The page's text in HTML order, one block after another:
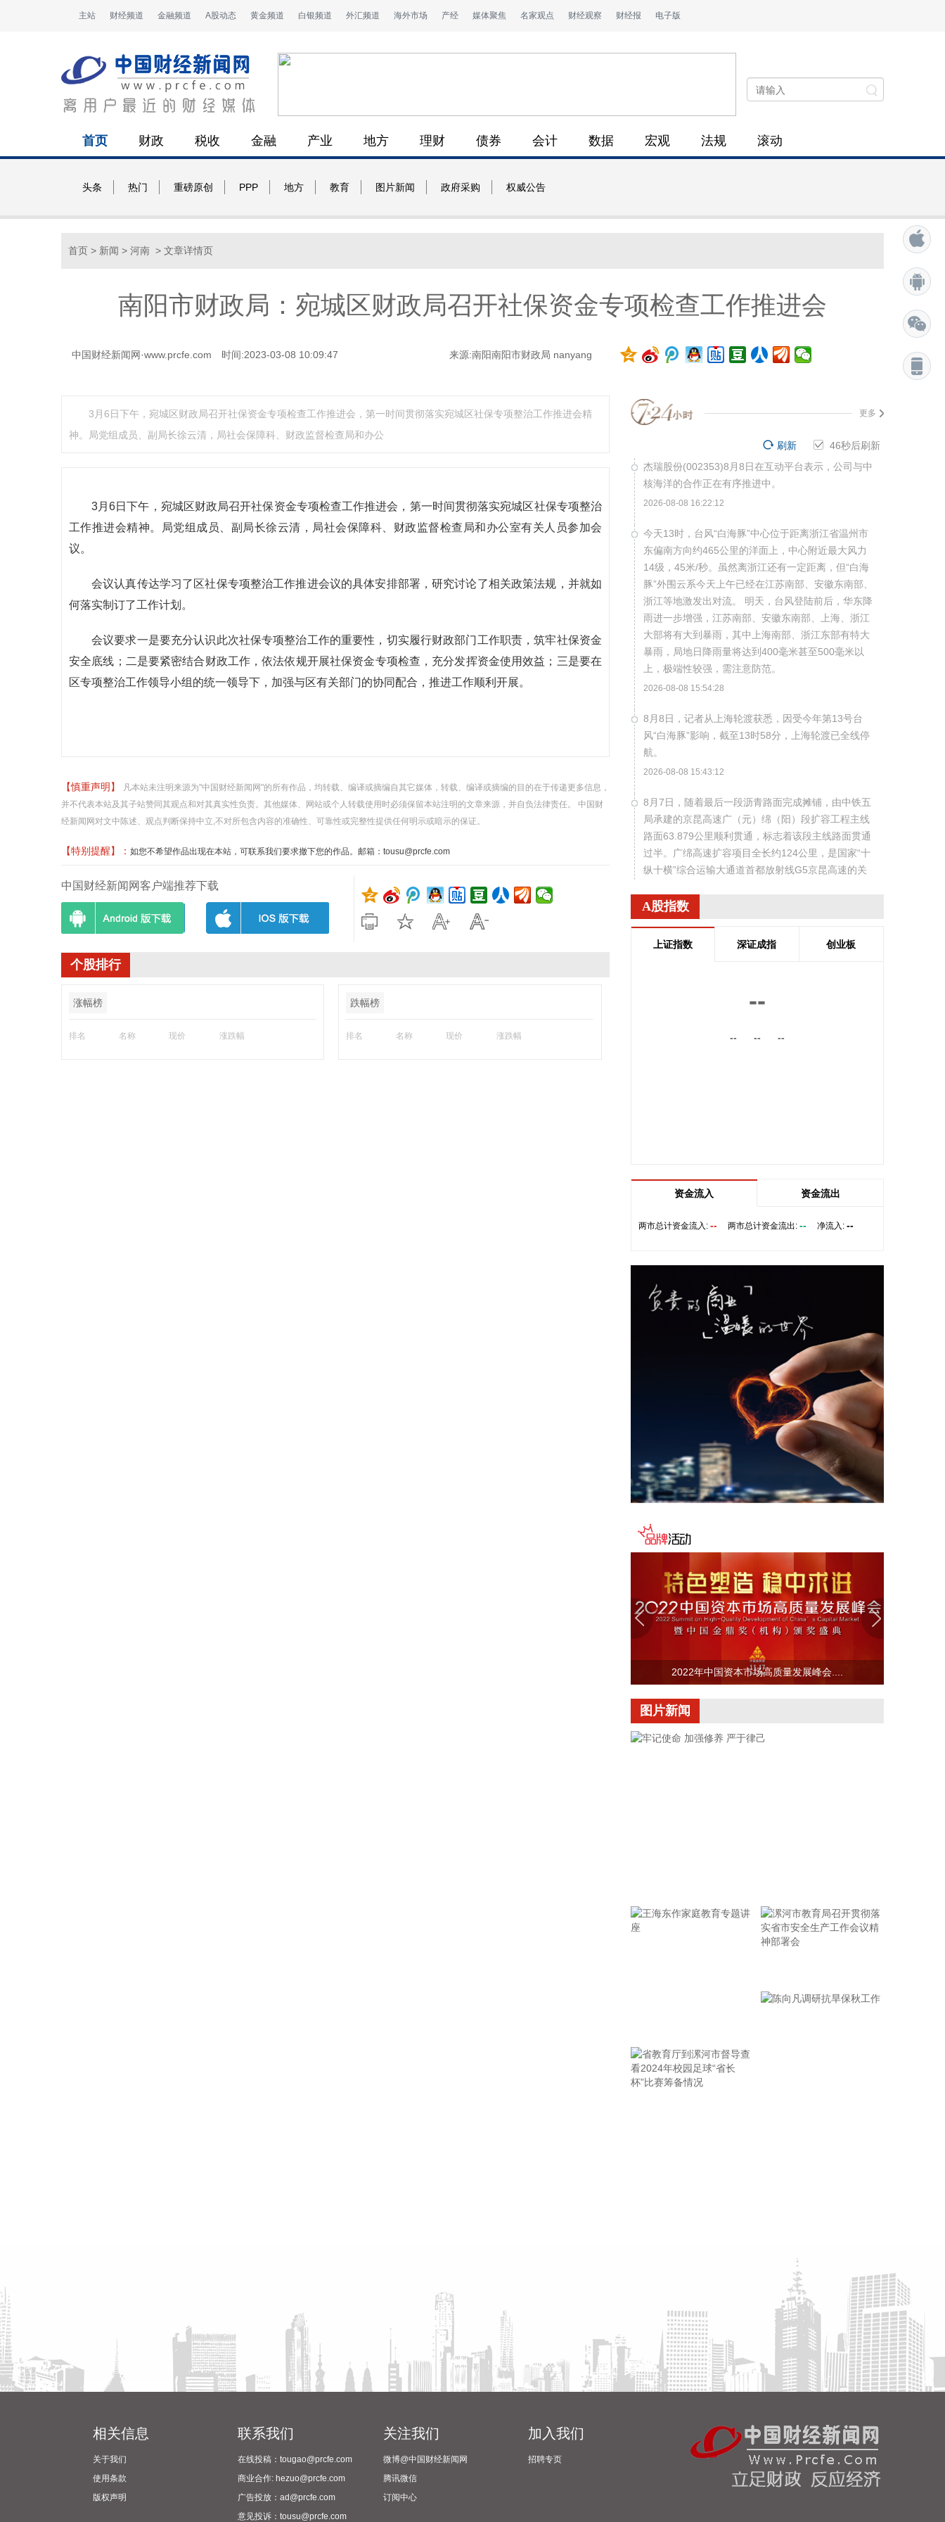
主站 财经频道 金融频道 A股动态 黄金频道 白银频道 外汇频道 海外市场 产经 媒体聚焦 名家观点 财经观察 财经报 电子版
首页 财政 税收 金融 产业 地方 理财 债券 会计 数据 宏观 法规 滚动
头条 热门 重磅原创 PPP 地方 教育 图片新闻 政府采购 权威公告
首页 > 新闻 > 河南 > 文章详情页
南阳市财政局：宛城区财政局召开社保资金专项检查工作推进会
中国财经新闻网·www.prcfe.com 时间:2023-03-08 10:09:47 来源:南阳南阳市财政局 nanyang
3月6日下午，宛城区财政局召开社保资金专项检查工作推进会，第一时间贯彻落实宛城区社保专项整治工作推进会精
神。局党组成员、副局长徐云清，局社会保障科、财政监督检查局和办公
3月6日下午，宛城区财政局召开社保资金专项检查工作推进会，第一时间贯彻落实宛城区社保专项整治
工作推进会精神。局党组成员、副局长徐云清，局社会保障科、财政监督检查局和办公室有关人员参加会
议。
会议认真传达学习了区社保专项整治工作推进会议的具体安排部署，研究讨论了相关政策法规，并就如
何落实制订了工作计划。
会议要求一是要充分认识此次社保专项整治工作的重要性，切实履行财政部门工作职责，筑牢社保资金
安全底线；二是要紧密结合财政工作，依法依规开展社保资金专项检查，充分发挥资金使用效益；三是要在
区专项整治工作领导小组的统一领导下，加强与区有关部门的协同配合，推进工作顺利开展。
【慎重声明】
凡本站未注明来源为"中国财经新闻网"的所有作品，均转载、编译或摘编自其它媒体，转载、编译或摘编的目的在于传递更多信息，
并不代表本站及其子站赞同其观点和对其真实性负责。其他媒体、网站或个人转载使用时必须保留本站注明的文章来源，并自负法律责任。 中国财
经新闻网对文中陈述、观点判断保持中立,不对所包含内容的准确性、可靠性或完整性提供任何明示或暗示的保证。
【特别提醒】： 如您不希望作品出现在本站，可联系我们要求撤下您的作品。邮箱：tousu@prcfe.com
中国财经新闻网客户端推荐下载
个股排行
涨幅榜
排名 名称 现价 涨跌幅
跌幅榜
排名 名称 现价 涨跌幅
更多
45秒后刷新
刷新
杰瑞股份(002353)8月8日在互动平台表示，公司与中
核海洋的合作正在有序推进中。
2026-08-08 16:22:12
今天13时，台风“白海豚”中心位于距离浙江省温州市
东偏南方向约465公里的洋面上，中心附近最大风力
14级，45米/秒。虽然离浙江还有一定距离，但“白海
豚”外围云系今天上午已经在江苏南部、安徽东南部、
浙江等地激发出对流。 明天，台风登陆前后，华东降
雨进一步增强，江苏南部、安徽东南部、上海、浙江
大部将有大到暴雨，其中上海南部、浙江东部有特大
暴雨，局地日降雨量将达到400毫米甚至500毫米以
上，极端性较强，需注意防范。
2026-08-08 15:54:28
8月8日，记者从上海轮渡获悉，因受今年第13号台
风“白海豚”影响，截至13时58分，上海轮渡已全线停
航。
2026-08-08 15:43:12
8月7日，随着最后一段沥青路面完成摊铺，由中铁五
局承建的京昆高速广（元）绵（阳）段扩容工程主线
路面63.879公里顺利贯通，标志着该段主线路面贯通
过半。广绵高速扩容项目全长约124公里，是国家“十
纵十横”综合运输大通道首都放射线G5京昆高速的关
2026-08-08 15:32:28
阳光电源(300274)8月8日在互动平台表示，公司目前
8日，市场监管总局公布数据显示，2026年上半年新
研究所所长格桑罗布教授担任主要研究者的乙酰唑胺
急性高原病适应症的药品。该药品的获批上市，结束
有力提升了西藏在国际高原医学领域的科研影响力。
2026-08-08 14:14:35
据自然资源部，今年第9号台风“白海豚”（强台风级）
正逐渐向我国东南沿海靠近，受其影响，8月7日—8
日，东海出现6—9米狂浪到狂涛区，达到近海橙色警
报级别；浙江近岸海域海浪出现3—5米大浪到巨浪，
达到橙色预警级别。预计未来24小时，江苏南通至浙
江温州将出现最大160cm风暴增水，浙江近岸海域将
出现5—8米的巨浪到狂浪，海浪预警级别为红色。
根据《海洋灾害应急预案》规定，自然资源部于8月8
日将浙江的海洋灾害应急响应升级为二级，将福建和
上海的海洋灾害应急响应升级为三级。要求浙江、上
部门、国家海洋环境预报中心、自然资源部海洋减灾
中心、自然资源部东海局等单位组织做好应急监测、
次台风过程影响，我国东海海域风大浪高，海况恶
劣，提醒海上航行作业的船只远离危险海域，沿海各
有关单位提前采取防潮避浪措施，有效防范可能带来
海水倒灌风险。
据南京发布，8月4日，“南京聚信天晟股权投资合伙
区。基金规模10.01亿元，管理人为中信聚信（北
中信集团，管理人整体管理规模超百亿元。该基金在
资源部于8月8日12时对安徽启动地质灾害防御IV级响
应，将浙江地质灾害防御响应等级由IV级提升为Ⅲ
级，派出司局级同志带队的工作组赴浙江指导地质灾
地震，震源深度10千米。
2026-08-08 13:26:20
协议”。 这名官员说，一旦协议达成，霍尔木兹海峡
恢复商业航运，美国将解除对伊海上封锁。这名官员
同时重申，美方行动将继续基于伊朗履行承诺的实际
情况。
2026-08-08 12:34:13
据中国铁建，8月8日，由铁建投资作为联合体牵头人
投资建设，铁五院勘察设计，中铁十四局、中铁二十
玉段）正式开通运营，玉环从不通铁路直接迈入高铁
时代，杭州至玉环最快1小时47分高铁直达，台州市
A股指数
上证指数 深证成指 创业板
--
-- -- --
资金流入 资金流出
两市总计资金流入: -- 两市总计资金流出: -- 净流入: --
2022年中国资本市场高质量发展峰会....
图片新闻
座
实省市安全生产工作会议
相关信息
关于我们
使用条款
版权声明
联系我们
在线投稿：tougao@prcfe.com
商业合作: hezuo@prcfe.com
广告投放：ad@prcfe.com
意见投诉：tousu@prcfe.com
关注我们
微博@中国财经新闻网
腾讯微信
订阅中心
加入我们
招聘专页